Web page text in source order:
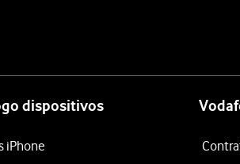
dispositivos
iPhone